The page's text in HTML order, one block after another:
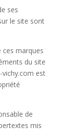
ses
le site sont
marques
du site
vichy.com est
de
mis